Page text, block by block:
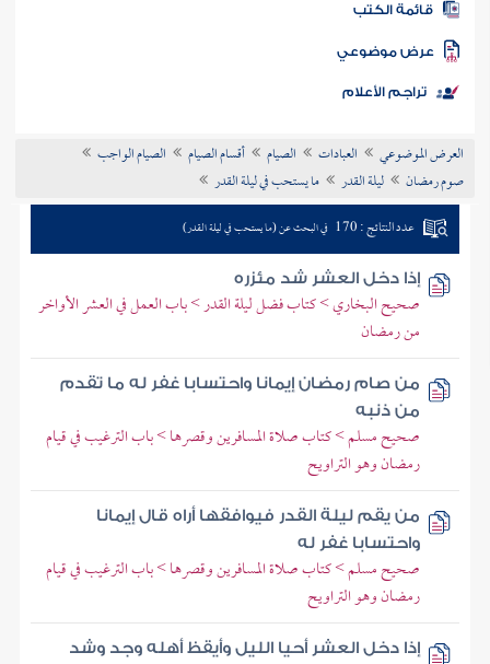
المكتبة
الكتب
موضوعي
تراجم الأعلام
العرض الموضوعي العبادات الصيام أقسام الصيام
الصيام الواجب
صوم رمضان
ليلة القدر ما يستحب في ليلة القدر
عدد النتائج : 170 في البحث عن (ما يستحب في ليلة القدر)
إذا دخل العشر شد مئزره
صحيح البخاري > كتاب فضل ليلة القدر > باب العمل في العشر الأواخر
من رمضان
من صام رمضان إيمانا واحتسابا غفر له ما تقدم
من ذنبه
صحيح مسلم > كتاب صلاة المسافرين وقصرها > باب الترغيب في قيام
رمضان وهو التراويح
من يقم ليلة القدر فيوافقها أراه قال إيمانا
واحتسابا غفر له
صحيح مسلم > كتاب صلاة المسافرين وقصرها > باب الترغيب في قيام
رمضان وهو التراويح
إذا دخل العشر أحيا الليل وأيقظ أهله وجد وشد